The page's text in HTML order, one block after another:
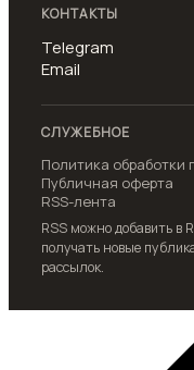
КОНТАКТЫ
Telegram
Email
СЛУЖЕБНОЕ
Политика
Публичная оферта
RSS-лента
RSS можно добавить в
получать новые
рассылок.